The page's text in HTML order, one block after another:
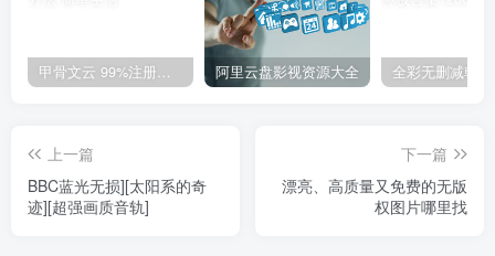
甲骨文云 99%注册通过方法 阿里云盘影视资源大全
上一篇
BBC蓝光无损][太阳系的奇
迹][超强画质音轨]
下一篇
漂亮、高质量又免费的无版
权图片哪里找